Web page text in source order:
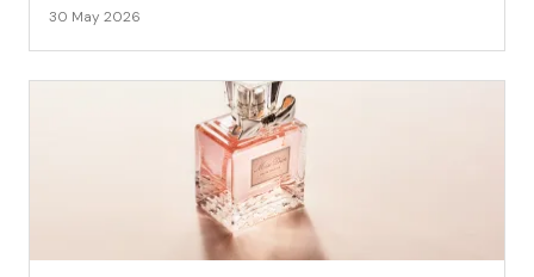
30 May 2026